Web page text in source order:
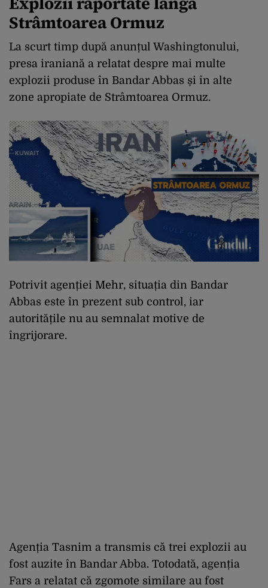
Strâmtoarea Ormuz
La scurt timp după anunțul Washingtonului,
presa iraniană a relatat despre mai multe
explozii produse în Bandar Abbas și în alte
zone apropiate de Strâmtoarea Ormuz.
Potrivit agenției Mehr, situația din Bandar
Abbas este în prezent sub control, iar
autoritățile nu au semnalat motive de
îngrijorare.
Agenția Tasnim a transmis că trei explozii au
fost auzite în Bandar Abba. Totodată, agenția
Fars a relatat că zgomote similare au fost